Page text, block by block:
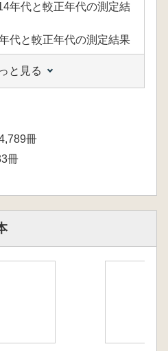
年代と較正年代の測定結
代と較正年代の測定結果
土の土器模様の集成)
と見る
冊
冊